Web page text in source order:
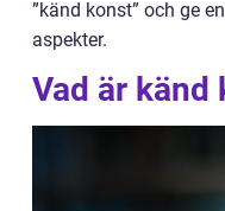
”känd konst” och ge
aspekter.
Vad är känd